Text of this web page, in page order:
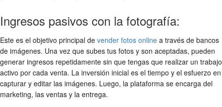
Ingresos pasivos con la fotografía:
Este es el objetivo principal de vender fotos online a través de bancos
de imágenes. Una vez que subes tus fotos y son aceptadas, pueden
generar ingresos repetidamente sin que tengas que realizar un trabajo
activo por cada venta. La inversión inicial es el tiempo y el esfuerzo en
capturar y editar las imágenes. Luego, la plataforma se encarga del
marketing, las ventas y la entrega.